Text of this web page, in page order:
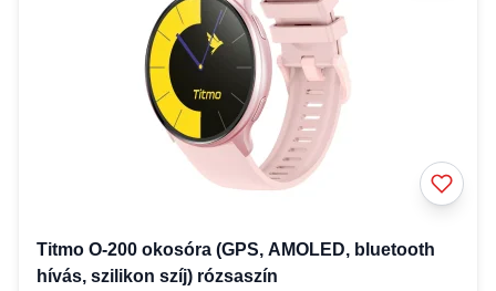
Titmo O-200 okosóra (GPS, AMOLED, bluetooth
hívás, szilikon szíj) rózsaszín